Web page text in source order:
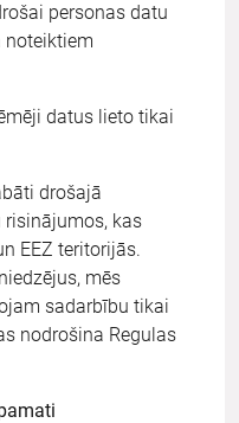
personas datu
noteiktiem
datus lieto tikai
drošajā
risinājumos, kas
EEZ teritorijās.
mēs
sadarbību tikai
nodrošina Regulas